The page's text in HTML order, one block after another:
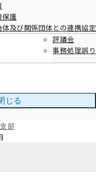
保護
及び関係団体との連携協定
評議会
事務処理誤り
じる
部